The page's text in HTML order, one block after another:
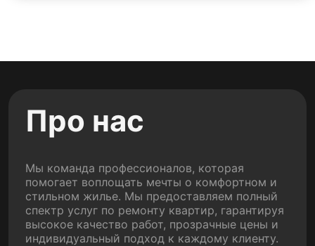
Про нас
Мы команда профессионалов, которая
помогает воплощать мечты о комфортном и
стильном жилье. Мы предоставляем полный
спектр услуг по ремонту квартир, гарантируя
высокое качество работ, прозрачные цены и
индивидуальный подход к каждому клиенту.